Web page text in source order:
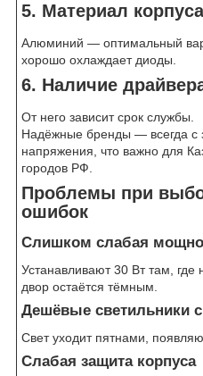
5. Материал корпуса
Алюминий — оптимальный
хорошо охлаждает диоды.
6. Наличие
От него зависит срок службы.
Надёжные бренды — всегда с
напряжения, что важно для
городов РФ.
Проблемы при
ошибок
Слишком слабая
Устанавливают 30 Вт там,
двор остаётся тёмным.
Дешёвые светильники
Свет уходит пятнами,
Слабая защита корпуса